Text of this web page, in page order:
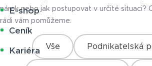
E-shop
Ceník
Kariéra
nárok nebo jak postupovat v určité situaci?
rádi vám pomůžeme.
Vše Podnikatelská